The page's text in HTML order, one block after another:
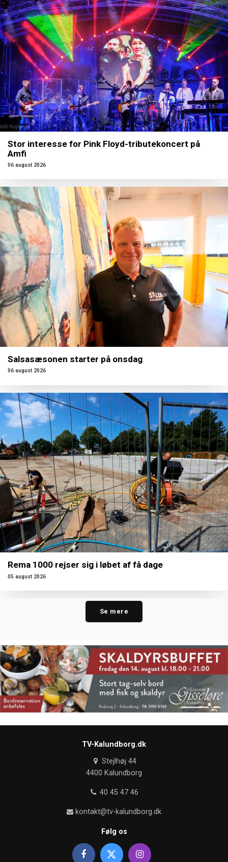
Stor interesse for Pink Floyd-tributekoncert på
Amfi
06 august 2026
Salsasæsonen starter på onsdag
06 august 2026
Rema 1000 rejser sig i løbet af få dage
05 august 2026
Se mere
TV-Kalundborg.dk
Stejlhøj 44
4400 Kalundborg
40 45 47 46
kontakt@tv-kalundborg.dk
Følg os